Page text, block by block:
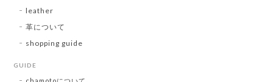
leather
革について
shopping guide
GUIDE